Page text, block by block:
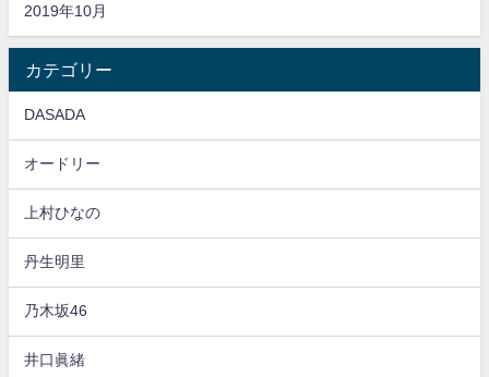
2019年10月
カテゴリー
DASADA
オードリー
上村ひなの
丹生明里
乃木坂46
井口眞緒